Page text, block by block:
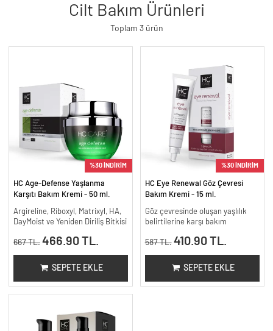
Cilt Bakım Ürünleri
Toplam 3 ürün
%30 İNDİRİM
HC Age-Defense Yaşlanma
Karşıtı Bakım Kremi - 50 ml.
Argireline, Riboxyl, Matrixyl, HA,
DayMoist ve Yeniden Diriliş Bitkisi
667 TL. 466.90 TL.
SEPETE EKLE
%30 İNDİRİM
HC Eye Renewal Göz Çevresi
Bakım Kremi - 15 ml.
Göz çevresinde oluşan yaşlılık
belirtilerine karşı bakım
587 TL. 410.90 TL.
SEPETE EKLE